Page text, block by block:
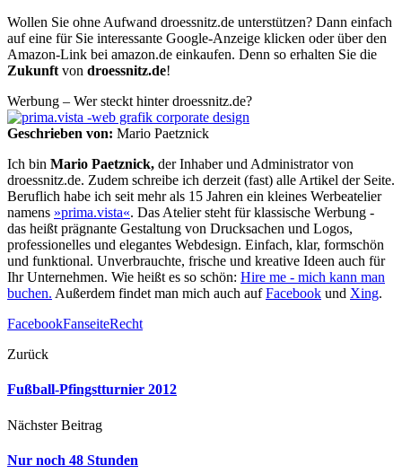
Wollen Sie ohne Aufwand droessnitz.de unterstützen? Dann einfach
auf eine für Sie interessante Google-Anzeige klicken oder über den
Amazon-Link bei amazon.de einkaufen. Denn so erhalten Sie die
Zukunft von droessnitz.de!
Werbung – Wer steckt hinter droessnitz.de?
Geschrieben von: Mario Paetznick
Ich bin Mario Paetznick, der Inhaber und Administrator von
droessnitz.de. Zudem schreibe ich derzeit (fast) alle Artikel der Seite.
Beruflich habe ich seit mehr als 15 Jahren ein kleines Werbeatelier
namens »prima.vista«. Das Atelier steht für klassische Werbung -
das heißt prägnante Gestaltung von Drucksachen und Logos,
professionelles und elegantes Webdesign. Einfach, klar, formschön
und funktional. Unverbrauchte, frische und kreative Ideen auch für
Ihr Unternehmen. Wie heißt es so schön: Hire me - mich kann man
buchen. Außerdem findet man mich auch aufFacebook und Xing.
FacebookFanseiteRecht
Zurück
Fußball-Pfingstturnier 2012
Nächster Beitrag
Nur noch 48 Stunden